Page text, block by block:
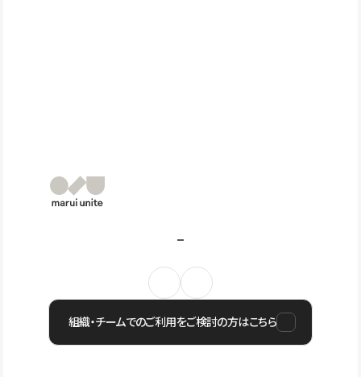
組織・チームでのご利用をご検討の方はこちら